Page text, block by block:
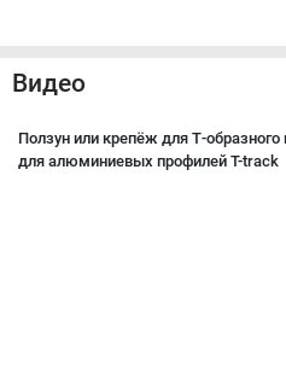
Видео
Ползун или крепёж для Т-образного
для алюминиевых профилей T-track